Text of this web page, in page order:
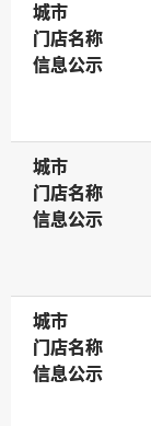
城市
城市
门店名称
门店名称
信息公示
信息公示
城市
城市
门店名称
门店名称
信息公示
信息公示
城市
城市
门店名称
门店名称
信息公示
信息公示